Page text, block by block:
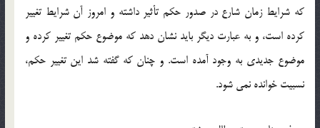
كه شرايط زمان شارع در صدور حكم تأثير داشته و امروز آن شرايط تغيير
كرده است، و به عبارت ديگر بايد نشان دهد كه موضوع حكم تغيير كرده و
موضوع جديدي به وجود آمده است. و چنان كه گفته شد اين تغيير حكم،
نسبيت خوانده نمي شود.